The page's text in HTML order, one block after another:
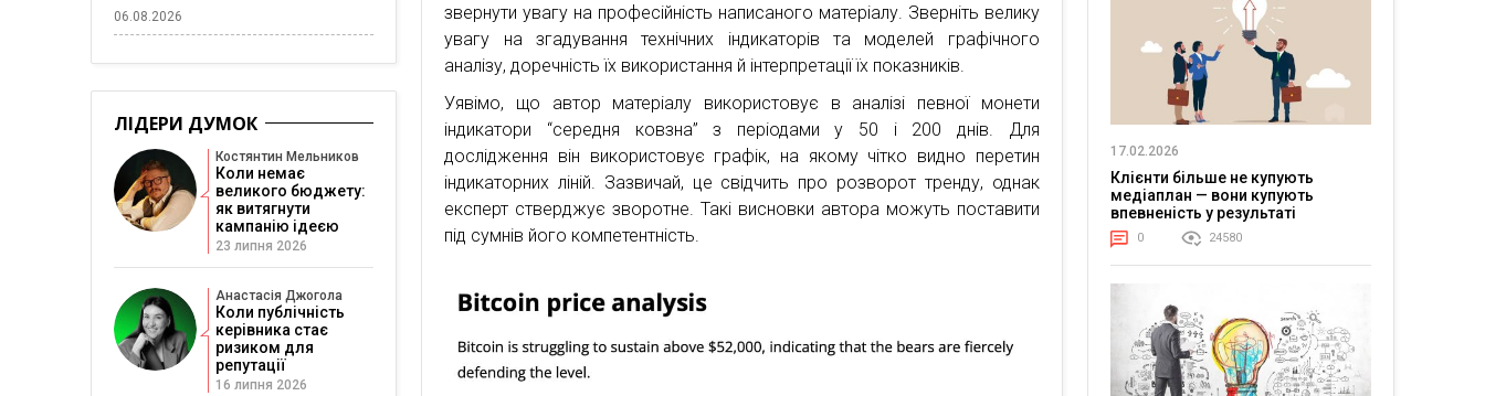
звернути увагу на професійність написаного матеріалу. Зверніть велику
увагу на згадування технічних індикаторів та моделей графічного
аналізу, доречність їх використання й інтерпретації їх показників.
Уявімо, що автор матеріалу використовує в аналізі певної монети
індикатори “середня ковзна” з періодами у 50 і 200 днів. Для
дослідження він використовує графік, на якому чітко видно перетин
індикаторних ліній. Зазвичай, це свідчить про розворот тренду, однак
експерт стверджує зворотне. Такі висновки автора можуть поставити
під сумнів його компетентність.
06.08.2026
ЛІДЕРИ ДУМОК
Костянтин Мельников
Коли немає
великого бюджету:
як витягнути
кампанію ідеєю
23 липня 2026
Анастасія Джогола
Коли публічність
керівника стає
ризиком для
репутації
16 липня 2026
17.02.2026
Клієнти більше не купують
медіаплан — вони купують
впевненість у результаті
0 24580